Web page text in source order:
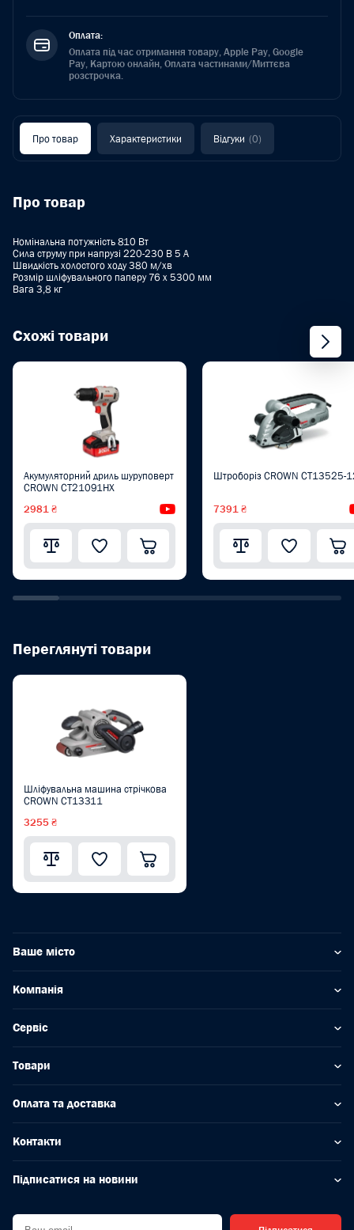
Оплата:
Оплата під час отримання товару, Apple Pay, Google
Pay, Картою онлайн, Оплата частинами/Миттєва
розстрочка.
Про товар Характеристики Відгуки (0)
Про товар
Номінальна потужність 810 Вт
Сила струму при напрузі 220-230 В 5 A
Швидкість холостого ходу 380 м/хв
Розмір шліфувального паперу 76 x 5300 мм
Вага 3,8 кг
Схожі товари
Акумуляторний дриль шуруповерт
CROWN CT21091HX
2981 ₴ Відеоогляд
Штроборіз CROWN CT13525-
7391 ₴
Переглянуті товари
Шліфувальна машина стрічкова
CROWN CT13311
3255 ₴
Ваше місто
Компанія
Сервіс
Товари
Оплата та доставка
Контакти
Підписатися на новини